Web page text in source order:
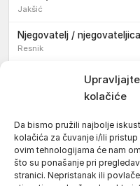
kolačiće
Da bismo pružili najbolje
kolačića za čuvanje i/ili
ovim tehnologijama će nam
što su ponašanje pri
stranici. Nepristanak ili
Jakšić
Njegovatelj /
Resnik
Konobar / konobarica
Jakšić
Vozač / vozačica
Požega